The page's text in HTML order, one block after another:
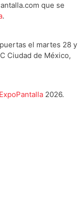
que se
.
el martes 28 y
Ciudad de México,
ExpoPantalla 2026.